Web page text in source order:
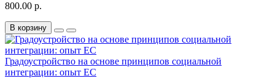
800.00 р.
В корзину
Градоустройство на основе принципов социальной
интеграции: опыт ЕС